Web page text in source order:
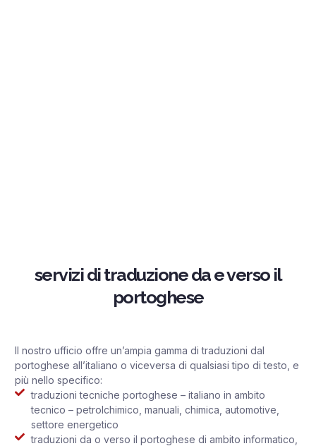
servizi di traduzione da e verso il
portoghese
Il nostro ufficio offre un’ampia gamma di traduzioni dal
portoghese all’italiano o viceversa di qualsiasi tipo di testo, e
più nello specifico:
traduzioni tecniche portoghese – italiano in ambito
tecnico – petrolchimico, manuali, chimica, automotive,
settore energetico
traduzioni da o verso il portoghese di ambito informatico,